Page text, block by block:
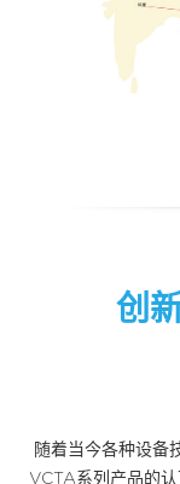
创
随着当今各种设备
VCTA系列产品的